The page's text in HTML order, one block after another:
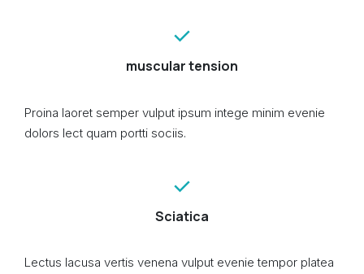
muscular tension
Proina laoret semper vulput ipsum intege minim evenie
dolors lect quam portti sociis.
Sciatica
Lectus lacusa vertis venena vulput evenie tempor platea